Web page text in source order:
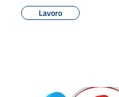
Lavoro